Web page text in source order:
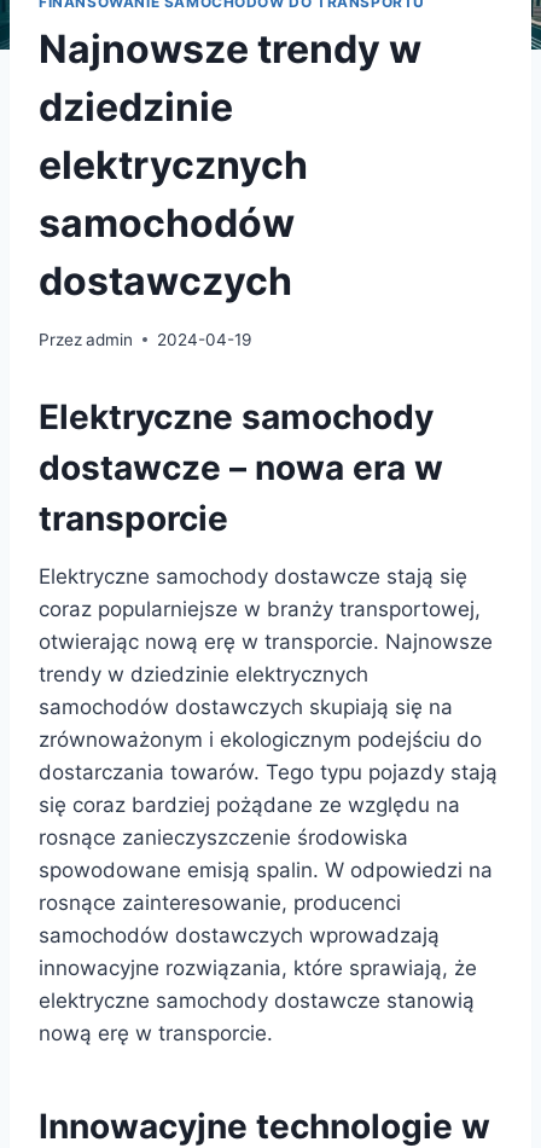
Najnowsze trendy w
dziedzinie
elektrycznych
samochodów
dostawczych
Przezadmin 2024-04-19
Elektryczne samochody
dostawcze – nowa era w
transporcie
Elektryczne samochody dostawcze stają się
coraz popularniejsze w branży transportowej,
otwierając nową erę w transporcie. Najnowsze
trendy w dziedzinie elektrycznych
samochodów dostawczych skupiają się na
zrównoważonym i ekologicznym podejściu do
dostarczania towarów. Tego typu pojazdy stają
się coraz bardziej pożądane ze względu na
rosnące zanieczyszczenie środowiska
spowodowane emisją spalin. W odpowiedzi na
rosnące zainteresowanie, producenci
samochodów dostawczych wprowadzają
innowacyjne rozwiązania, które sprawiają, że
elektryczne samochody dostawcze stanowią
nową erę w transporcie.
Innowacyjne technologie w